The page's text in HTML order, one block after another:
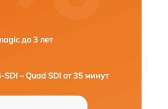
до 3 лет
– Quad SDI от 35 минут